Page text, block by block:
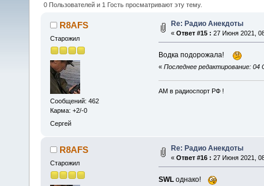
0 Пользователей и 1 Гость просматривают эту тему.
R8AFS
Старожил
Сообщений: 462
Карма: +2/-0
Сергей
Re: Радио Анекдоты
« Ответ #15 : 27 Июня 2021,
Водка подорожала!
« Последнее редактирование:
АМ в радиоспорт РФ !
R8AFS
Старожил
Re: Радио Анекдоты
« Ответ #16 : 27 Июня 2021,
SWLоднако!